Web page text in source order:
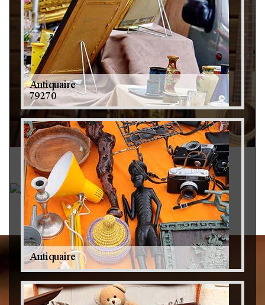
Rachat instrument de musique 79
Achat antiquité 79